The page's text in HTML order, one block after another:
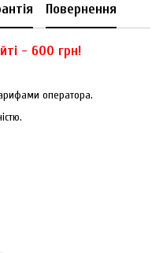
Повернення
- 600 грн!
оператора.